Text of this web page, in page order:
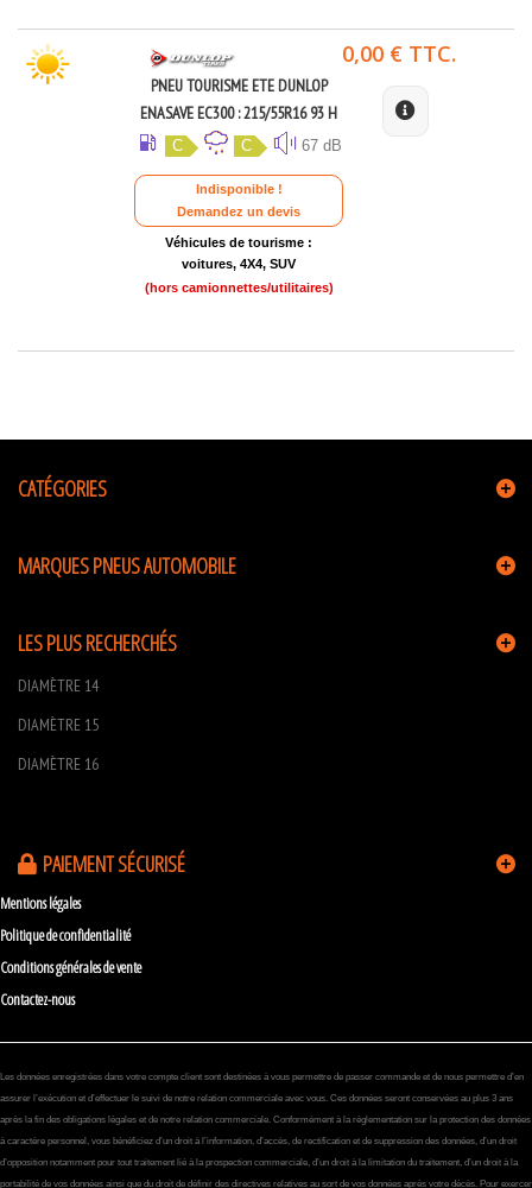
PNEU TOURISME ETE DUNLOP
ENASAVE EC300 : 215/55R16 93 H
C C 67 dB
Indisponible !
Demandez un devis
Véhicules de tourisme :
voitures, 4X4, SUV
(hors camionnettes/utilitaires)
0,00 € TTC.
CATÉGORIES
MARQUES PNEUS AUTOMOBILE
LES PLUS RECHERCHÉS
DIAMÈTRE 14
DIAMÈTRE 15
DIAMÈTRE 16
PAIEMENT SÉCURISÉ
Mentions légales
Politique de confidentialité
Conditions générales de vente
Contactez-nous
Les données enregistrées dans votre compte client sont destinées à vous permettre de passer commande et de nous permettre d’en
assurer l’exécution et d’effectuer le suivi de notre relation commerciale avec vous. Ces données seront conservées au plus 3 ans
après la fin des obligations légales et de notre relation commerciale. Conformément à la réglementation sur la protection des données
à caractère personnel, vous bénéficiez d’un droit à l’information, d’accès, de rectification et de suppression des données, d’un droit
d’opposition notamment pour tout traitement lié à la prospection commerciale, d’un droit à la limitation du traitement, d’un droit à la
portabilité de vos données ainsi que du droit de définir des directives relatives au sort de vos données après votre décès. Pour exercer